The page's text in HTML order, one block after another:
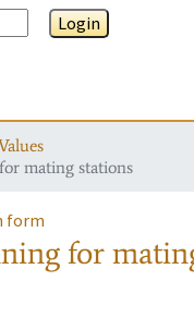
Login
mating stations
form
for